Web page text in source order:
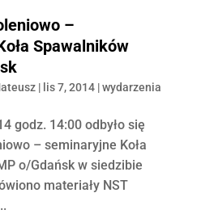
–
Spawalników
| lis 7, 2014|wydarzenia
godz. 14:00 odbyło się
– seminaryjne Koła
o/Gdańsk w siedzibie
materiały NST